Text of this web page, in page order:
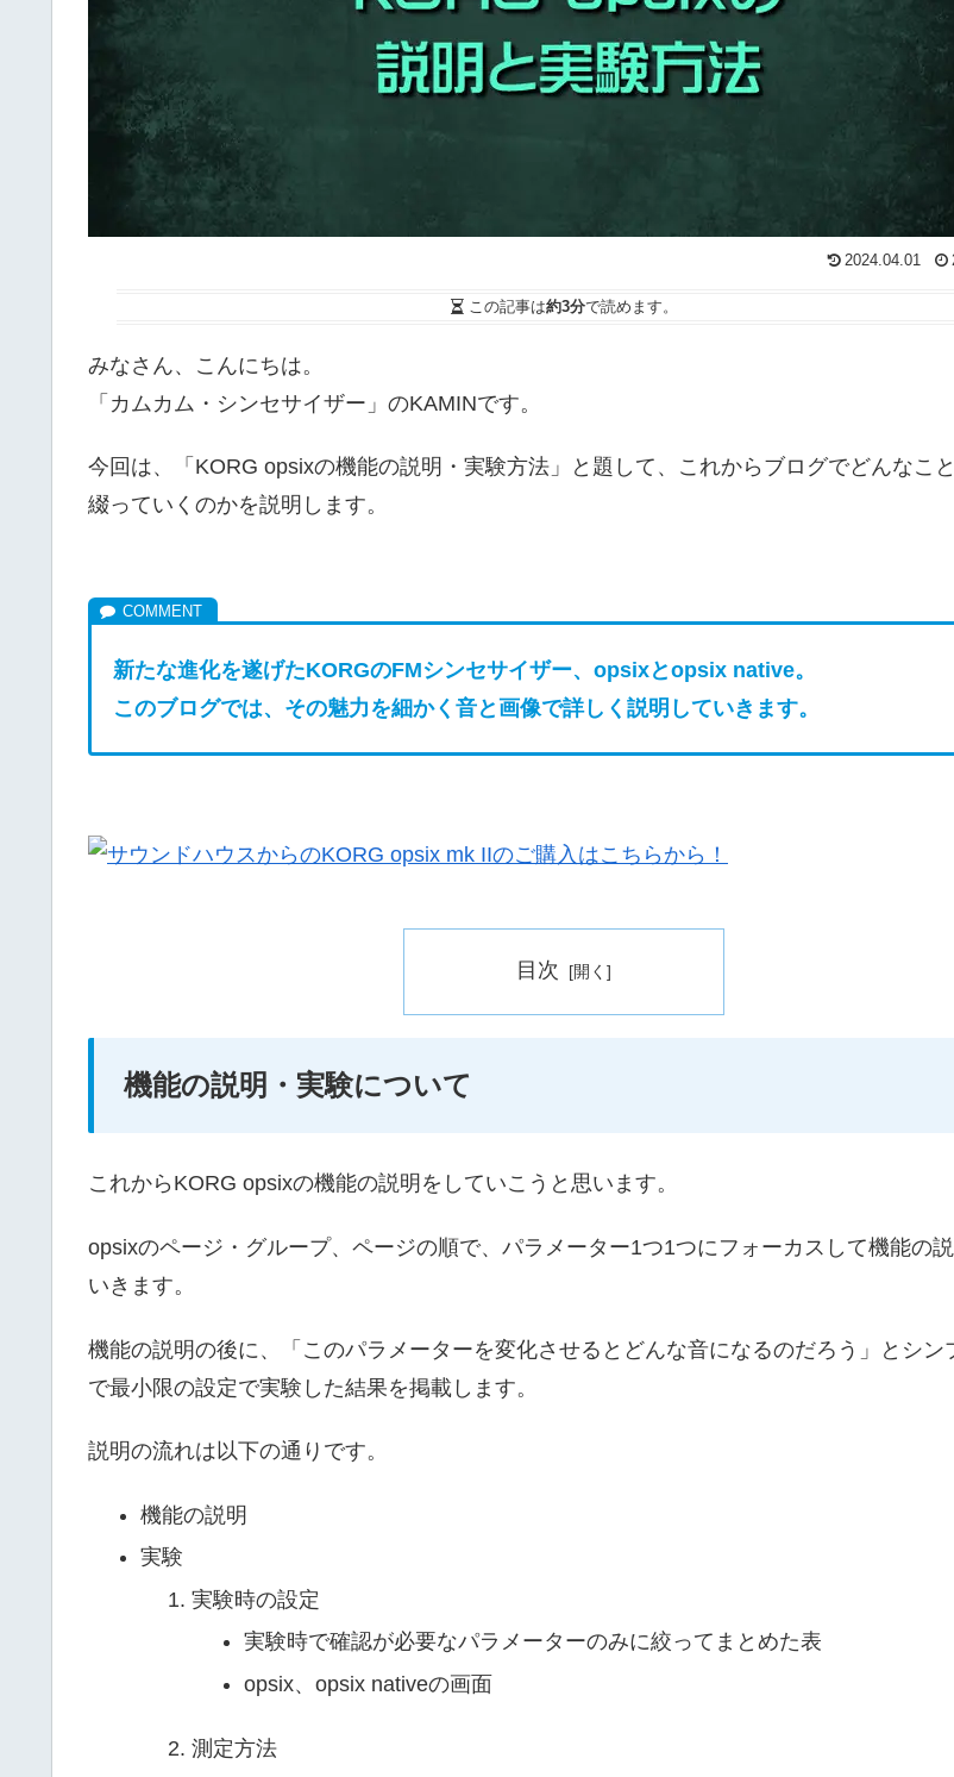
2024.04.01
この記事は約3分で読めます。
みなさん、こんにちは。
「カムカム・シンセサイザー」のKAMINです。
今回は、「KORG opsixの機能の説明・実験方法」と題して、これからブログでどんなこ
綴っていくのかを説明します。
新たな進化を遂げたKORGのFMシンセサイザー、opsixとopsix native。
このブログでは、その魅力を細かく音と画像で詳しく説明していきます。
目次
機能の説明・実験について
これからKORG opsixの機能の説明をしていこうと思います。
opsixのページ・グループ、ページの順で、パラメーター1つ1つにフォーカスして機能の
いきます。
機能の説明の後に、「このパラメーターを変化させるとどんな音になるのだろう」とシン
で最小限の設定で実験した結果を掲載します。
説明の流れは以下の通りです。
機能の説明
実験
実験時の設定
実験時で確認が必要なパラメーターのみに絞ってまとめた表
opsix、opsix nativeの画面
測定方法